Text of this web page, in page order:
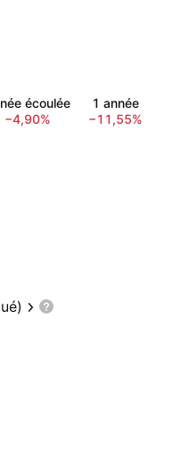
écoulée
−4,90%
1 année
−11,55%